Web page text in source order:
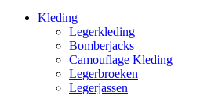
Kleding
Legerkleding
Bomberjacks
Camouflage Kleding
Legerbroeken
Legerjassen